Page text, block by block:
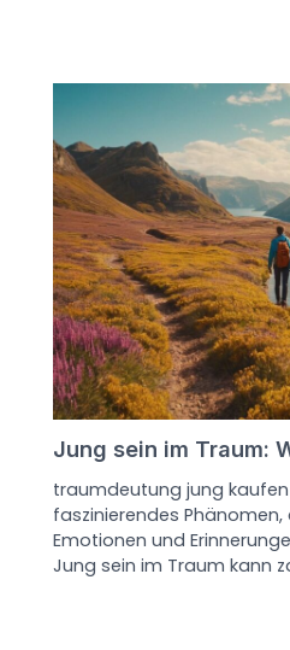
Jung sein im Traum:
traumdeutung jung
faszinierendes
Emotionen und
Jung sein im Traum kann